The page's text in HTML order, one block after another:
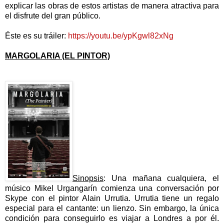
explicar las obras de estos artistas de manera atractiva para
el disfrute del gran público.
Éste es su tráiler: https://youtu.be/ypKgwl82xNg
MARGOLARIA (EL PINTOR)
Sinopsis: Una mañana cualquiera, el
músico Mikel Urgangarín comienza una conversación por
Skype con el pintor Alain Urrutia. Urrutia tiene un regalo
especial para el cantante: un lienzo. Sin embargo, la única
condición para conseguirlo es viajar a Londres a por él.